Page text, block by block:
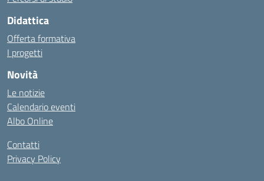
Didattica
Offerta formativa
I progetti
Novità
Le notizie
Calendario eventi
Albo Online
Contatti
Privacy Policy